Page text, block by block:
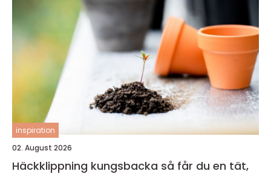
inspiration
02. August 2026
Häckklippning kungsbacka så får du en tät,